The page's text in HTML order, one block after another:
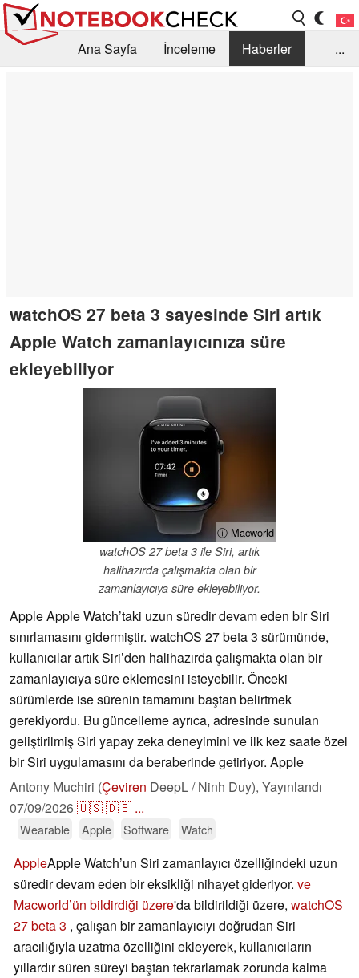
Ana Sayfa İnceleme
Haberler
...
watchOS 27 beta 3 sayesinde Siri artık
Apple Watch zamanlayıcınıza süre
ekleyebiliyor
ⓘ Macworld
watchOS 27 beta 3 ile Siri, artık
halihazırda çalışmakta olan bir
zamanlayıcıya süre ekleyebiliyor.
Apple Apple Watch’taki uzun süredir devam eden bir Siri
sınırlamasını gidermiştir. watchOS 27 beta 3 sürümünde,
kullanıcılar artık Siri’den halihazırda çalışmakta olan bir
zamanlayıcıya süre eklemesini isteyebilir. Önceki
sürümlerde ise sürenin tamamını baştan belirtmek
gerekiyordu. Bu güncelleme ayrıca, adresinde sunulan
geliştirilmiş Siri yapay zeka deneyimini ve ilk kez saate özel
bir Siri uygulamasını da beraberinde getiriyor. Apple
Antony Muchiri (Çeviren DeepL / Ninh Duy), Yayınlandı
07/09/2026🇺🇸🇩🇪 ...
Wearable Apple Software Watch
AppleApple Watch’un Siri zamanlayıcı özelliğindeki uzun
süredir devam eden bir eksikliği nihayet gideriyor. ve
Macworld’ün bildirdiği üzere'da bildirildiği üzere, watchOS
27 beta 3 , çalışan bir zamanlayıcıyı doğrudan Siri
aracılığıyla uzatma özelliğini ekleyerek, kullanıcıların
yıllardır süren süreyi baştan tekrarlamak zorunda kalma